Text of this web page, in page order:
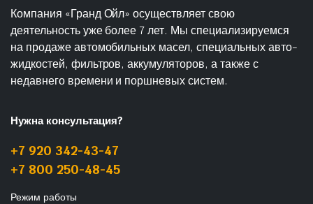
Компания «Гранд Ойл» осуществляет свою
деятельность уже более 7 лет. Мы специализируемся
на продаже автомобильных масел, специальных авто-
жидкостей, фильтров, аккумуляторов, а также с
недавнего времени и поршневых систем.
Нужна консультация?
+7 920 342-43-47
+7 800 250-48-45
Режим работы